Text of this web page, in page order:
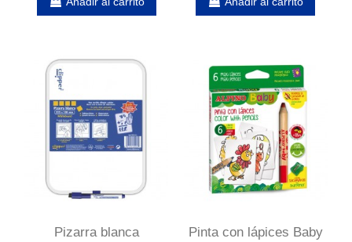
Pizarra blanca
Pinta con lápices Baby